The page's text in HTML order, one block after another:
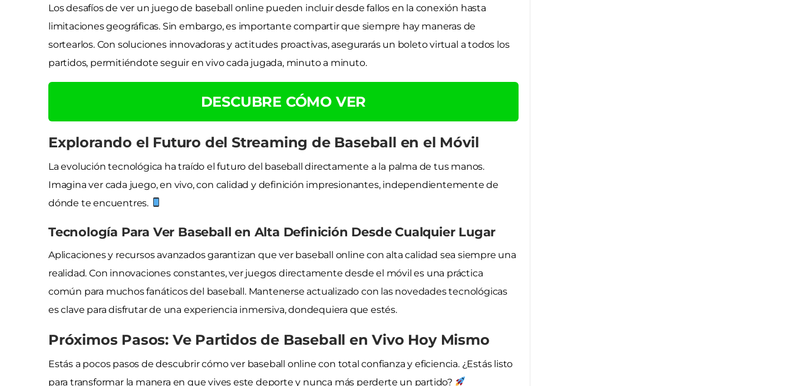
Los desafíos de ver un juego de baseball online pueden incluir desde fallos en la conexión hasta
limitaciones geográficas. Sin embargo, es importante compartir que siempre hay maneras de
sortearlos. Con soluciones innovadoras y actitudes proactivas, asegurarás un boleto virtual a todos los
partidos, permitiéndote seguir en vivo cada jugada, minuto a minuto.
DESCUBRE CÓMO VER
Explorando el Futuro del Streaming de Baseball en el Móvil
La evolución tecnológica ha traído el futuro del baseball directamente a la palma de tus manos.
Imagina ver cada juego, en vivo, con calidad y definición impresionantes, independientemente de
dónde te encuentres.
Tecnología Para Ver Baseball en Alta Definición Desde Cualquier Lugar
Aplicaciones y recursos avanzados garantizan que ver baseball online con alta calidad sea siempre una
realidad. Con innovaciones constantes, ver juegos directamente desde el móvil es una práctica
común para muchos fanáticos del baseball. Mantenerse actualizado con las novedades tecnológicas
es clave para disfrutar de una experiencia inmersiva, dondequiera que estés.
Próximos Pasos: Ve Partidos de Baseball en Vivo Hoy Mismo
Estás a pocos pasos de descubrir cómo ver baseball online con total confianza y eficiencia. ¿Estás listo
para transformar la manera en que vives este deporte y nunca más perderte un partido?